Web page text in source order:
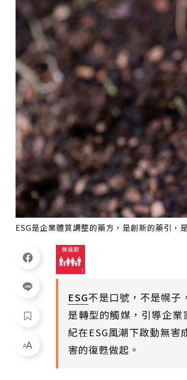
ESG是企業體質調整的藥方，是創新的藥引
ESG不是口號，不是幌子
是轉型的觸媒，引導企
紀在ESG風潮下啟動無害
害的復甦做起。